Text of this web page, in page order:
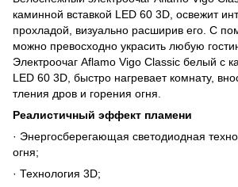
каминной вставкой LED 60 3D, освежит
прохладой, визуально расширив его. С
можно превосходно украсить любую
Электроочаг Aflamo Vigo Classic белый с
LED 60 3D, быстро нагревает комнату,
тления дров и горения огня.
Реалистичный эффект пламени
· Энергосберегающая светодиодная
огня;
· Технология 3D;